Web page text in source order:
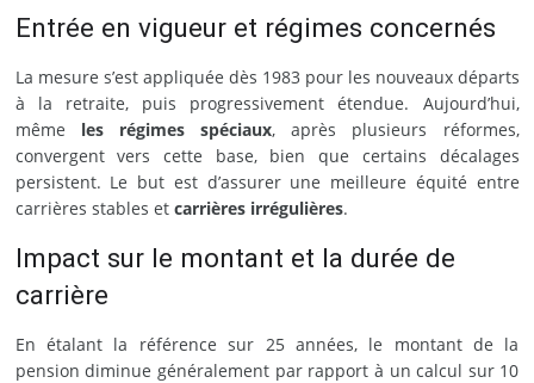
Entrée en vigueur et régimes concernés
La mesure s’est appliquée dès 1983 pour les nouveaux départs
à la retraite, puis progressivement étendue. Aujourd’hui,
même les régimes spéciaux, après plusieurs réformes,
convergent vers cette base, bien que certains décalages
persistent. Le but est d’assurer une meilleure équité entre
carrières stables et carrières irrégulières.
Impact sur le montant et la durée de
carrière
En étalant la référence sur 25 années, le montant de la
pension diminue généralement par rapport à un calcul sur 10